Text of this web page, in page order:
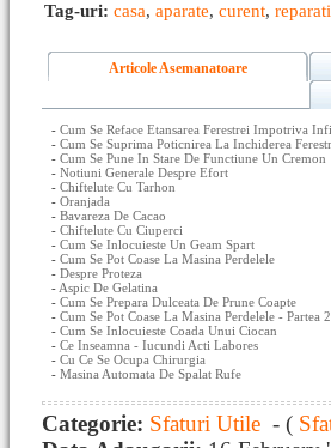
Tag-uri: casa, aparate, curent,
Articole Asemanatoare
- Cum Se Reface Etansarea Ferestrei Impotriva
- Cum Se Suprima Poticnirea La Inchiderea
- Cum Se Pune In Stare De Functiune Un Cremon
- Notiuni Generale Despre Efort
- Chiftelute Cu Tarhon
- Oranjada
- Bavareza De Cacao
- Chiftelute Cu Ciuperci
- Cum Se Inlocuieste Un Geam Spart
- Cum Se Pot Coase La Masina Perdelele
- Despre Proteza
- Aspic De Gelatina
- Cum Se Prepara Dulceata De Prune Coapte
- Cum Se Pot Coase La Masina Perdelele - Partea 2
- Cum Se Inlocuieste Coada Unui Ciocan
- Ce Inseamna - Iucundi Acti Labores
- Cu Ce Se Ocupa Chirurgia
- Masina Automata De Spalat Rufe
Categorie: Sfaturi Utile - (